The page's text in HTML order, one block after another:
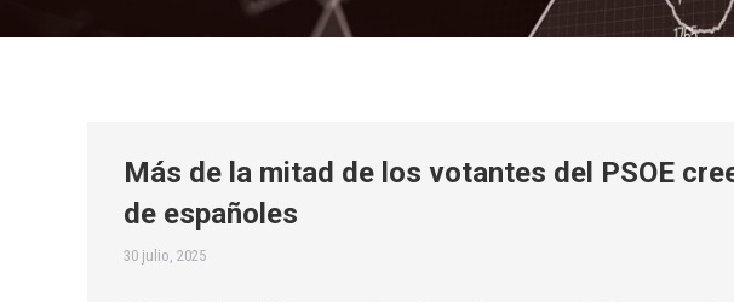
Más de la mitad de los votantes del PSOE
de españoles
30 julio, 2025